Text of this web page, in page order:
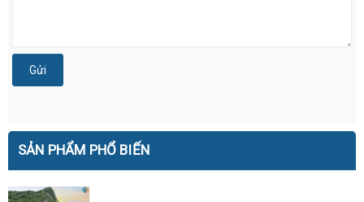
Gửi
SẢN PHẨM PHỔ BIẾN